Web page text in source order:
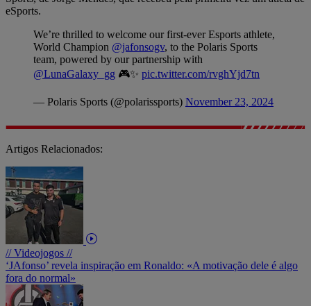
eSports.
We’re thrilled to welcome our first-ever Esports athlete,
World Champion @jafonsogv, to the Polaris Sports
team, powered by our partnership with
@LunaGalaxy_gg 🎮✨ pic.twitter.com/rvghYjd7tn
— Polaris Sports (@polarissports) November 23, 2024
Artigos Relacionados:
// Videojogos //
‘JAfonso’ revela inspiração em Ronaldo: «A motivação dele é algo
fora do normal»